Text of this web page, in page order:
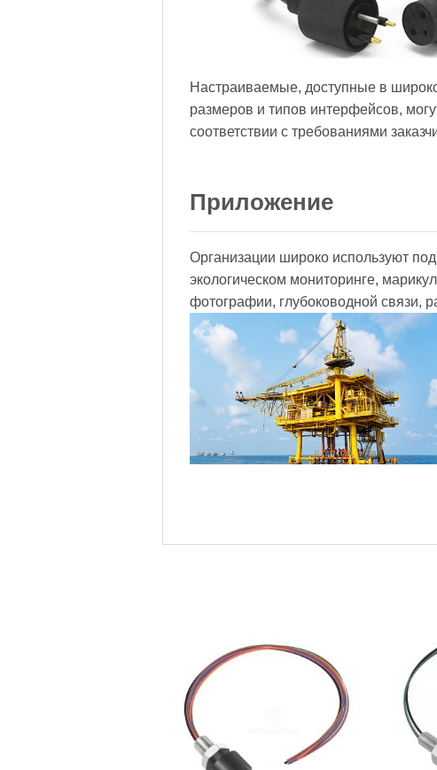
Настраиваемые, доступные в
размеров и типов интерфейсов,
соответствии с требованиями
Приложение
Организации широко используют
экологическом мониторинге,
фотографии, глубоководной связи,